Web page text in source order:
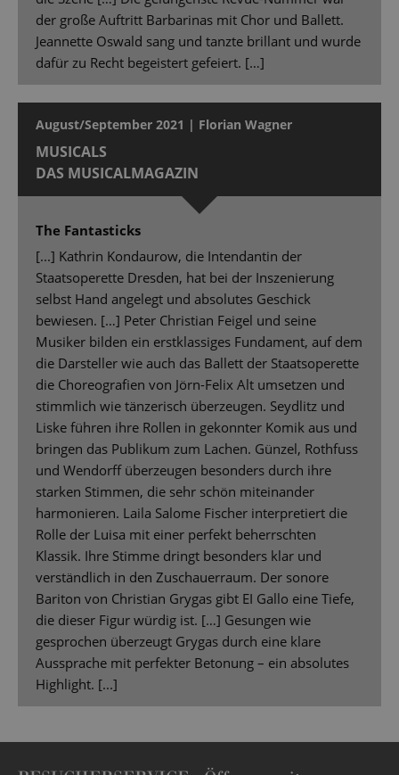
der große Auftritt Barbarinas mit Chor und Ballett.
Jeannette Oswald sang und tanzte brillant und wurde
dafür zu Recht begeistert gefeiert. […]
August/September 2021 | Florian Wagner
MUSICALS
DAS MUSICALMAGAZIN
The Fantasticks
[...] Kathrin Kondaurow, die Intendantin der
Staatsoperette Dresden, hat bei der Inszenierung
selbst Hand angelegt und absolutes Geschick
bewiesen. […] Peter Christian Feigel und seine
Musiker bilden ein erstklassiges Fundament, auf dem
die Darsteller wie auch das Ballett der Staatsoperette
die Choreografien von Jörn-Felix Alt umsetzen und
stimmlich wie tänzerisch überzeugen. Seydlitz und
Liske führen ihre Rollen in gekonnter Komik aus und
bringen das Publikum zum Lachen. Günzel, Rothfuss
und Wendorff überzeugen besonders durch ihre
starken Stimmen, die sehr schön miteinander
harmonieren. Laila Salome Fischer interpretiert die
Rolle der Luisa mit einer perfekt beherrschten
Klassik. Ihre Stimme dringt besonders klar und
verständlich in den Zuschauerraum. Der sonore
Bariton von Christian Grygas gibt EI Gallo eine Tiefe,
die dieser Figur würdig ist. […] Gesungen wie
gesprochen überzeugt Grygas durch eine klare
Aussprache mit perfekter Betonung – ein absolutes
Highlight. [...]